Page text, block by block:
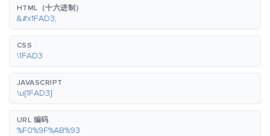
HTML（十六进制）
&#x1FAD3;
CSS
\1FAD3
JAVASCRIPT
\u{1FAD3}
URL 编码
%F0%9F%AB%93